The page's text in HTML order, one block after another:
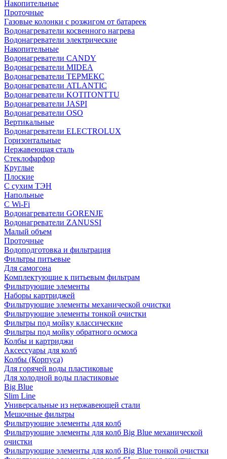
Накопительные
Проточные
Газовые колонки с розжигом от батареек
Водонагреватели косвенного нагрева
Водонагреватели электрические
Накопительные
Водонагреватели CANDY
Водонагреватели MIDEA
Водонагреватели ТЕРМЕКС
Водонагреватели ATLANTIC
Водонагреватели KOTITONTTU
Водонагреватели JASPI
Водонагреватели OSO
Вертикальные
Водонагреватели ELECTROLUX
Горизонтальные
Нержавеющая сталь
Стеклофарфор
Круглые
Плоские
С сухим ТЭН
Напольные
С Wi-Fi
Водонагреватели GORENJE
Водонагреватели ZANUSSI
Малый объем
Проточные
Водоподготовка и фильтрация
Фильтры питьевые
Для самогона
Комплектующие к питьевым фильтрам
Фильтрующие элементы
Наборы картриджей
Фильтрующие элементы механической очистки
Фильтрующие элементы тонкой очистки
Фильтры под мойку классические
Фильтры под мойку обратного осмоса
Колбы и картриджи
Аксессуары для колб
Колбы (Корпуса)
Для горячей воды пластиковые
Для холодной воды пластиковые
Big Blue
Slim Line
Универсальные из нержавеющей стали
Мешочные фильтры
Фильтрующие элементы для колб
Фильтрующие элементы для колб Big Blue механической
очистки
Фильтрующие элементы для колб Big Blue тонкой очистки